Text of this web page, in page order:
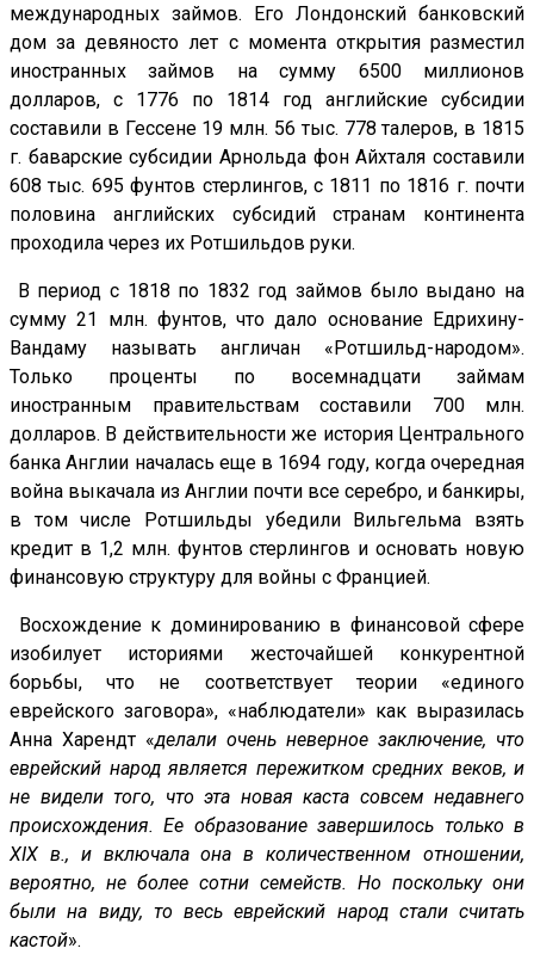
международных займов. Его Лондонский банковский
дом за девяносто лет с момента открытия разместил
иностранных займов на сумму 6500 миллионов
долларов, с 1776 по 1814 год английские субсидии
составили в Гессене 19 млн. 56 тыс. 778 талеров, в 1815
г. баварские субсидии Арнольда фон Айхталя составили
608 тыс. 695 фунтов стерлингов, с 1811 по 1816 г. почти
половина английских субсидий странам континента
проходила через их Ротшильдов руки.
В период с 1818 по 1832 год займов было выдано на
сумму 21 млн. фунтов, что дало основание Едрихину-
Вандаму называть англичан «Ротшильд-народом».
Только проценты по восемнадцати займам
иностранным правительствам составили 700 млн.
долларов. В действительности же история Центрального
банка Англии началась еще в 1694 году, когда очередная
война выкачала из Англии почти все серебро, и банкиры,
в том числе Ротшильды убедили Вильгельма взять
кредит в 1,2 млн. фунтов стерлингов и основать новую
финансовую структуру для войны с Францией.
Восхождение к доминированию в финансовой сфере
изобилует историями жесточайшей конкурентной
борьбы, что не соответствует теории «единого
еврейского заговора», «наблюдатели» как выразилась
Анна Харендт «делали очень неверное заключение, что
еврейский народ является пережитком средних веков, и
не видели того, что эта новая каста совсем недавнего
происхождения. Ее образование завершилось только в
XIX в., и включала она в количественном отношении,
вероятно, не более сотни семейств. Но поскольку они
были на виду, то весь еврейский народ стали считать
кастой».